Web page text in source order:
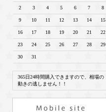
2 3 4 5 6 7 8
9 10 11 12 13 14 15
16 17 18 19 20 21 22
23 24 25 26 27 28 29
30 31
365日24時間購入できますので、相場の
動きの逃しません！！